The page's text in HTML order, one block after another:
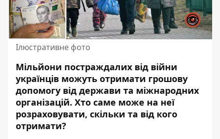
Ілюстративне фото
Мільйони постраждалих від війни
українців можуть отримати грошову
допомогу від держави та міжнародних
організацій. Хто саме може на неї
розраховувати, скільки та від кого
отримати?